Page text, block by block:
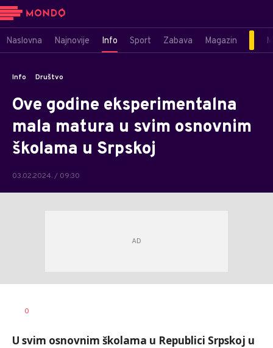
Naslovna Najnovije Info Sport Zabava Magazin
Info Društvo
Ove godine eksperimentalna
mala matura u svim osnovnim
školama u Srpskoj
03.02.2024. / 09:30
AUTOR
0
U svim osnovnim školama u Republici Srpskoj u